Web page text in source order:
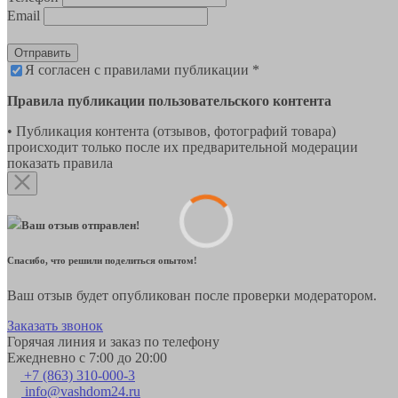
Email
Отправить
Я согласен с правилами публикации *
Правила публикации пользовательского контента
• Публикация контента (отзывов, фотографий товара)
происходит только после их предварительной модерации
показать правила
Ваш отзыв отправлен!
Спасибо, что решили поделиться опытом!
Ваш отзыв будет опубликован после проверки модератором.
Заказать звонок
Горячая линия и заказ по телефону
Ежедневно с 7:00 до 20:00
+7 (863) 310-000-3
info@vashdom24.ru